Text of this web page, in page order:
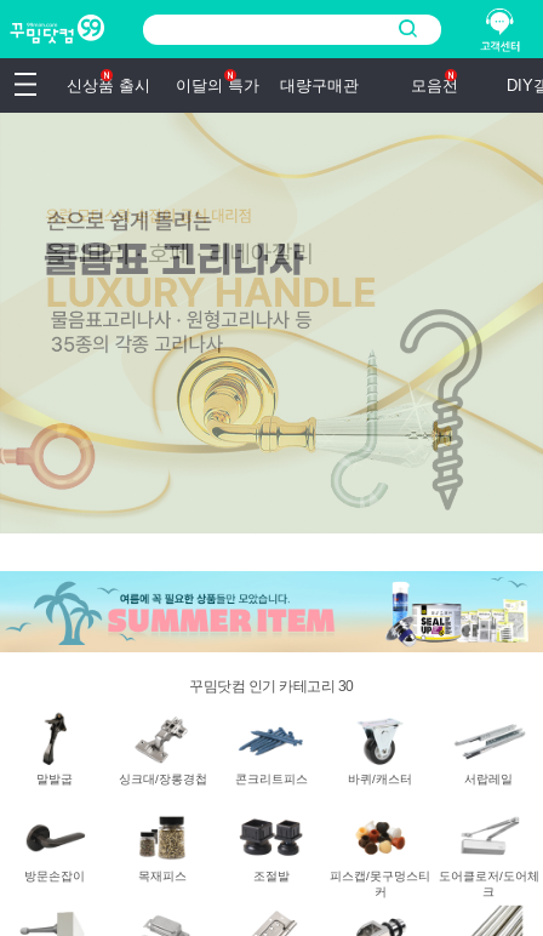
신상품 출시 이달의 특가 대량구매관 모음전 DIY
꾸밈닷컴 인기 카테고리 30
말발굽 싱크대/장롱경첩 콘크리트피스 바퀴/캐스터 서랍레일
방문손잡이 목재피스 조절발
피스캡/못구멍스티
커
도어클로저/도어체
크